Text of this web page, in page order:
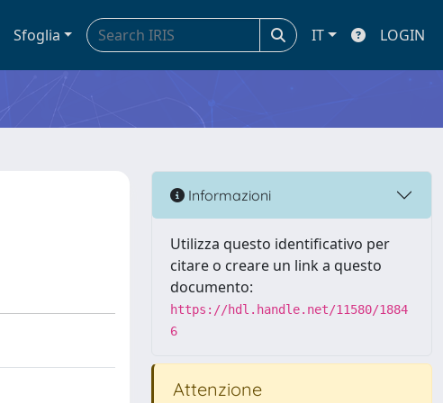
Sfoglia IT LOGIN
Informazioni
Utilizza questo identificativo per
citare o creare un link a questo
documento:
https://hdl.handle.net/11580/1884
6
Attenzione